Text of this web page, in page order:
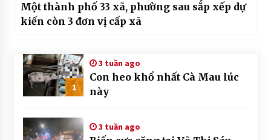
Một thành phố 33 xã, phường sau sắp xếp dự
kiến còn 3 đơn vị cấp xã
1
3 tuần ago
Con heo khổ nhất Cà Mau lúc
này
3 tuần ago